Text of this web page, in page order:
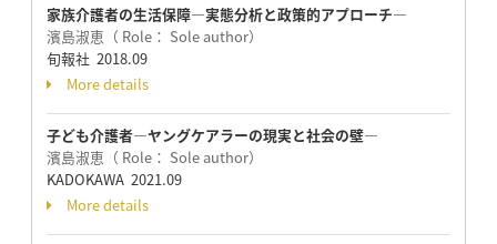
家族介護者の生活保障―実態分析と政策的アプローチ―
濱島淑恵（ Role： Sole author）
旬報社 2018.09
More details
子ども介護者―ヤングケアラーの現実と社会の壁―
濱島淑恵（ Role： Sole author）
KADOKAWA 2021.09
More details